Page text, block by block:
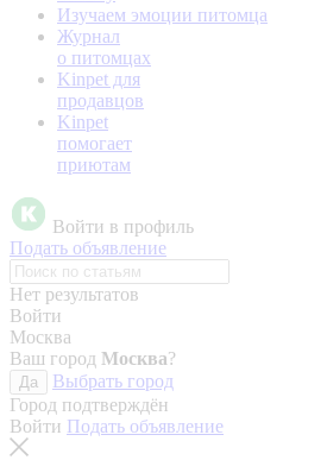
Изучаем эмоции питомца
Журнал
о питомцах
Kinpet для
продавцов
Kinpet
помогает
приютам
Войти в профиль
Подать объявление
Нет результатов
Войти
Москва
Ваш город Москва?
Да
Выбрать город
Город подтверждён
Войти Подать объявление